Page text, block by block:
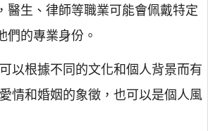
醫生、律師等職業可能會佩戴特定
們的專業身份。
以根據不同的文化和個人背景而有
情和婚姻的象徵，也可以是個人風